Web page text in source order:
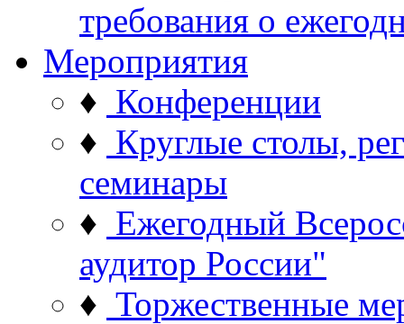
требования о
Мероприятия
♦ Конференции
♦ Круглые столы,
семинары
♦ Ежегодный
аудитор России"
♦ Торжественные